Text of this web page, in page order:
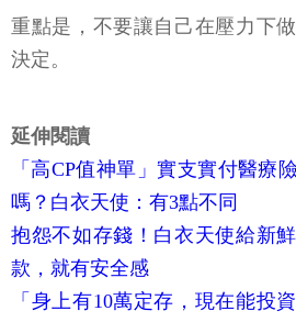
重點是，不要讓自己在壓力下
決定。
延伸閱讀
「高CP值神單」實支實付醫療
嗎？白衣天使：有3點不同
抱怨不如存錢！白衣天使給新
款，就有安全感
「身上有10萬定存，現在能投